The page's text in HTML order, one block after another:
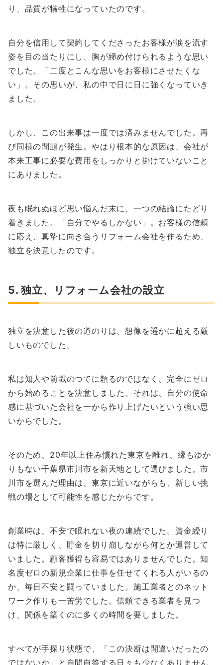
り、品質が犠牲になっていたのです。
自分を信用して契約してくださったお客様が涙を流す
姿を目の当たりにし、胸が締め付けられるような思い
でした。「二度とこんな思いをお客様にさせたくな
い」。その思いが、私の中で日に日に強くなっていき
ました。
しかし、この出来事は一度では済みませんでした。再
び同様の問題が発生。やはり根本的な原因は、会社が
本来工事に必要な費用をしっかりと掛けていないこと
にありました。
夜も眠れぬほど思い悩んだ末に、一つの結論にたどり
着きました。「自分でやるしかない」。お客様の信頼
に応え、真摯に向き合うリフォーム会社を作るため、
独立を決意したのです。
5. 独立、リフォーム会社の設立
独立を決意した後の道のりは、想像を遥かに超える厳
しいものでした。
私は知人や前職のつてに頼るのではなく、完全にゼロ
から始めることを決意しました。それは、自分の使命
感に基づいた会社を一から作り上げたいという強い思
いからでした。
そのため、20年以上住み慣れた東京を離れ、縁もゆか
りもない千葉県市川市を新天地として選びました。市
川市を選んだ理由は、東京に近いながらも、新しい挑
戦の場として可能性を感じたからです。
創業時は、不安で眠れない夜の連続でした。資金繰り
は特に厳しく、貯金を切り崩しながら何とか運営して
いました。顧客獲得も容易ではありませんでした。知
名度ゼロの新規企業に仕事を任せてくれる人がいるの
か、毎日不安と闘っていました。施工業者とのネット
ワーク作りも一苦労でした。信頼できる業者を見つ
け、関係を築くのに多くの時間を要しました。
すべてが手探り状態で、「この決断は間違いだったの
ではないか」と自問自答する日々も少なくありません